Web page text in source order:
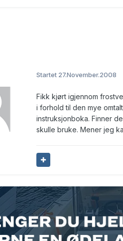
Startet 27.November.2008
Fikk kjørt igjennom
i forhold til den mye
instruksjonboka. Finner
skulle bruke. Mener jeg